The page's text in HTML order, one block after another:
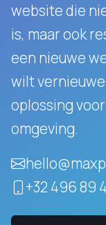
website die
is, maar ook
een nieuwe
wilt
oplossing
omgeving.
+32 496 89